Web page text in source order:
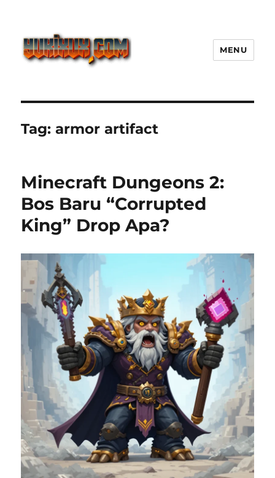
Paling Seru dengan Dunia Luas
MENU
Tag:armor artifact
Minecraft Dungeons 2:
Bos Baru “Corrupted
King” Drop Apa?